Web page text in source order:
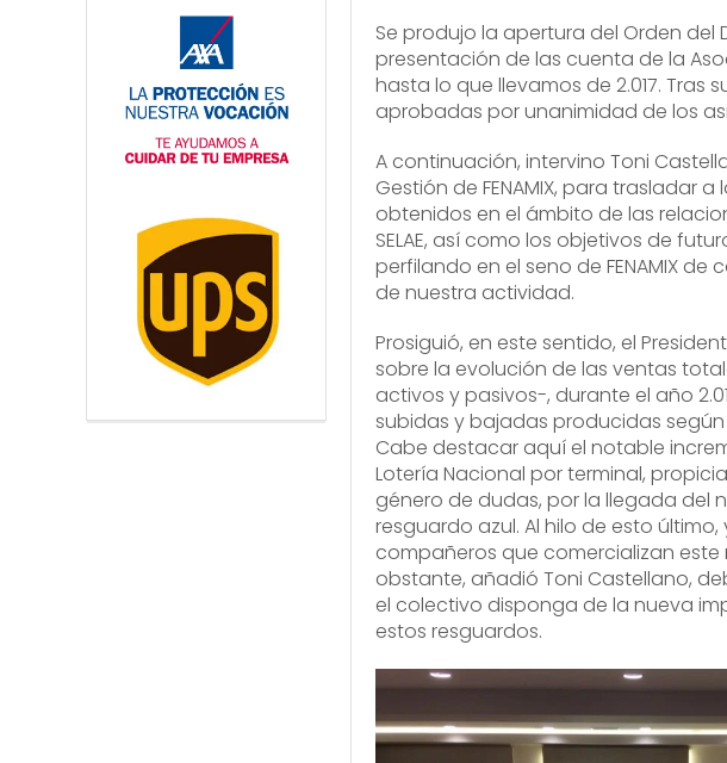
Se produjo la apertura del Orden del
presentación de las cuenta de la
hasta lo que llevamos de 2.017. Tras
aprobadas por unanimidad de los
A continuación, intervino Toni
Gestión de FENAMIX, para trasladar
obtenidos en el ámbito de las
SELAE, así como los objetivos de
perfilando en el seno de FENAMIX
de nuestra actividad.
Prosiguió, en este sentido, el
sobre la evolución de las ventas
activos y pasivos-, durante el año
subidas y bajadas producidas
Cabe destacar aquí el notable
Lotería Nacional por terminal,
género de dudas, por la llegada del
resguardo azul. Al hilo de esto
compañeros que comercializan
obstante, añadió Toni Castellano,
el colectivo disponga de la nueva
estos resguardos.